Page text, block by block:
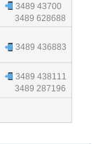
3489 43700
3489 628688
3489 436883
3489 438111
3489 287196